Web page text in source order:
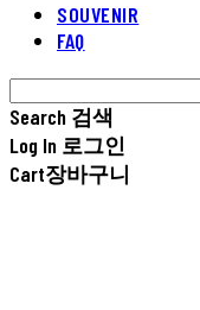
SOUVENIR
FAQ
Search 검색
Log In 로그인
Cart장바구니